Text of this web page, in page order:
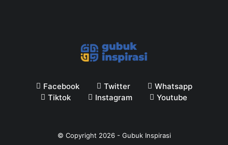
Facebook Twitter
Whatsapp
Tiktok
Instagram Youtube
© Copyright 2026- Gubuk Inspirasi